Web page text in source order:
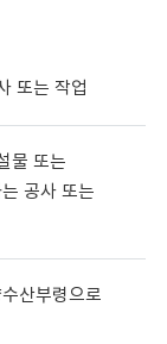
또는 작업
물 또는
공사 또는
산부령으로